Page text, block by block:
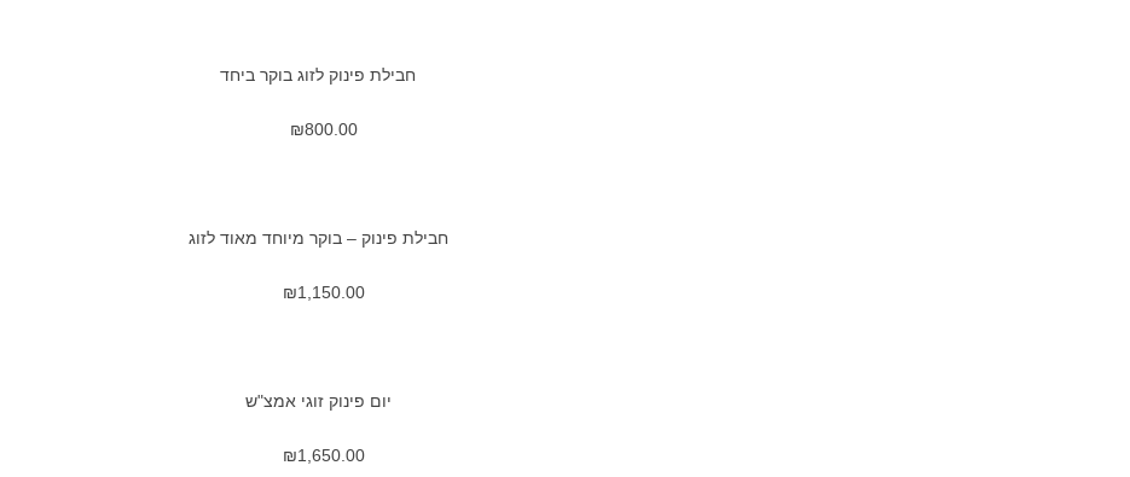
חבילת פינוק לזוג בוקר ביחד
₪800.00
חבילת פינוק – בוקר מיוחד מאוד לזוג
₪1,150.00
יום פינוק זוגי אמצ"ש
₪1,650.00